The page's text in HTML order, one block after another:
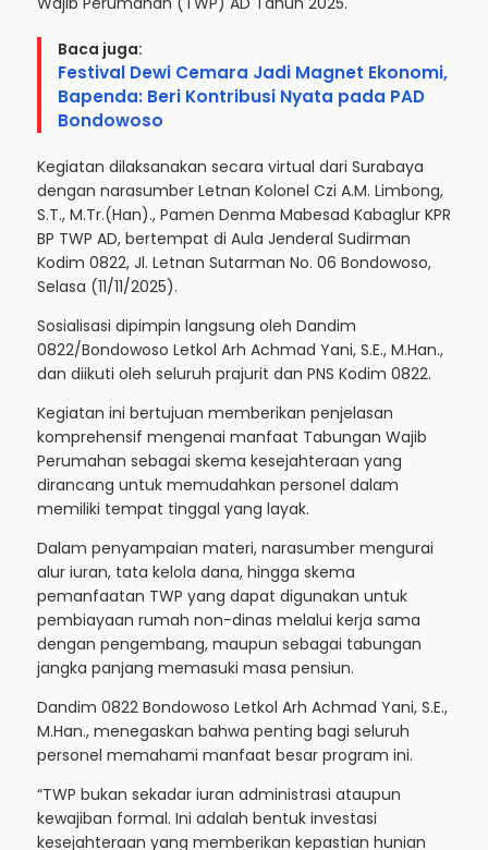
Baca juga:
Festival Dewi Cemara Jadi Magnet Ekonomi,
Bapenda: Beri Kontribusi Nyata pada PAD
Bondowoso
Kegiatan dilaksanakan secara virtual dari Surabaya
dengan narasumber Letnan Kolonel Czi A.M. Limbong,
S.T., M.Tr.(Han)., Pamen Denma Mabesad Kabaglur KPR
BP TWP AD, bertempat di Aula Jenderal Sudirman
Kodim 0822, Jl. Letnan Sutarman No. 06 Bondowoso,
Selasa (11/11/2025).
Sosialisasi dipimpin langsung oleh Dandim
0822/Bondowoso Letkol Arh Achmad Yani, S.E., M.Han.,
dan diikuti oleh seluruh prajurit dan PNS Kodim 0822.
Kegiatan ini bertujuan memberikan penjelasan
komprehensif mengenai manfaat Tabungan Wajib
Perumahan sebagai skema kesejahteraan yang
dirancang untuk memudahkan personel dalam
memiliki tempat tinggal yang layak.
Dalam penyampaian materi, narasumber mengurai
alur iuran, tata kelola dana, hingga skema
pemanfaatan TWP yang dapat digunakan untuk
pembiayaan rumah non-dinas melalui kerja sama
dengan pengembang, maupun sebagai tabungan
jangka panjang memasuki masa pensiun.
Dandim 0822 Bondowoso Letkol Arh Achmad Yani, S.E.,
M.Han., menegaskan bahwa penting bagi seluruh
personel memahami manfaat besar program ini.
“TWP bukan sekadar iuran administrasi ataupun
kewajiban formal. Ini adalah bentuk investasi
kesejahteraan yang memberikan kepastian hunian